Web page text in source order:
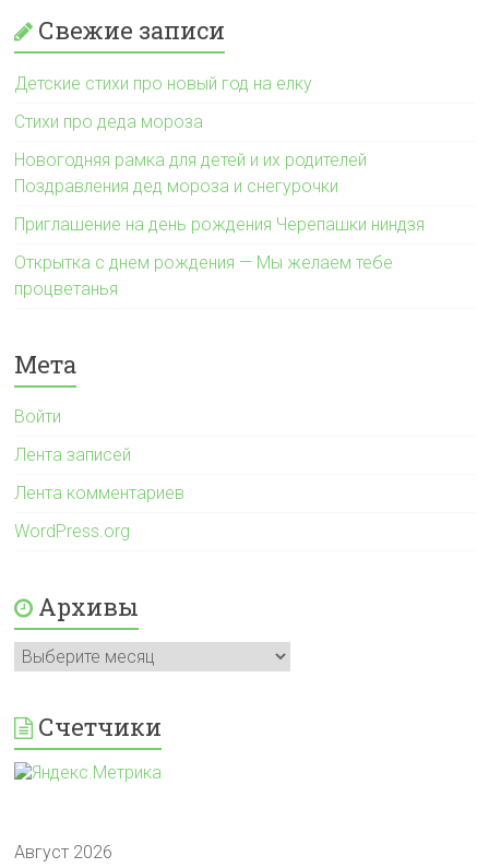
Свежие записи
Детские стихи про новый год на елку
Стихи про деда мороза
Новогодняя рамка для детей и их родителей
Поздравления дед мороза и снегурочки
Приглашение на день рождения Черепашки ниндзя
Открытка с днем рождения — Мы желаем тебе
процветанья
Мета
Войти
Лента записей
Лента комментариев
WordPress.org
Архивы
Архивы
Счетчики
Август 2026